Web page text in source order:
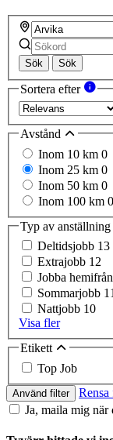
Sök Sök
Sortera efter
Avstånd
Inom 10 km 0
Inom 25 km 0
Inom 50 km 0
Inom 100 km 0
Typ av anställning
Deltidsjobb 13
Extrajobb 12
Jobba hemifrån
Sommarjobb 11
Nattjobb 10
Visa fler
Etikett
Top Job
Använd filter
Ja, maila mig